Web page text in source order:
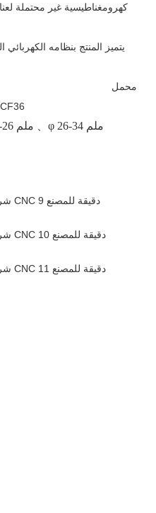
كهرومغناطيسية غير محتملة
يتميز المنتج بنظامه
شريطي أوتوماتيكي HD-ZNX34 لـ CF36
、φ 26-34 ملم